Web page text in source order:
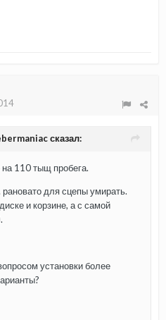
сказал:
на 110 тыщ пробега.
рановато для сцепы умирать.
и корзине, а с самой
установки более